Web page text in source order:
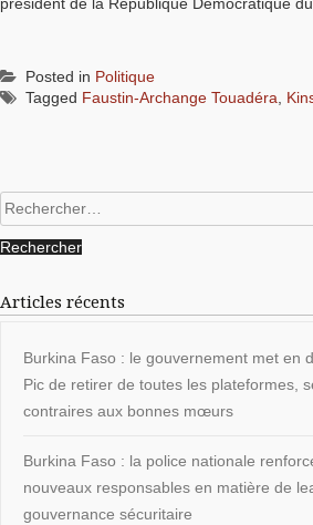
Posted in Politique
Tagged Faustin-Archange Touadéra,
Rechercher :
Articles récents
Burkina Faso : le gouvernement met en
Pic de retirer de toutes les plateformes,
contraires aux bonnes mœurs
Burkina Faso : la police nationale
nouveaux responsables en matière de
gouvernance sécuritaire